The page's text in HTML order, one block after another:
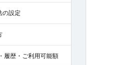
の設定
履歴・ご利用可能額